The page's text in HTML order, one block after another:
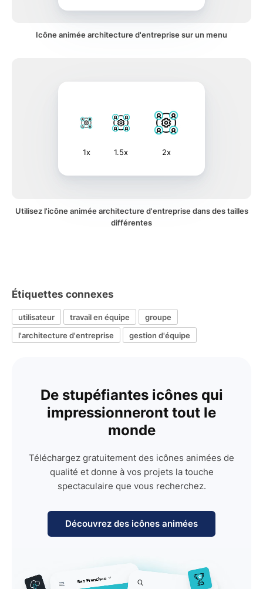
Icône animée architecture d'entreprise sur un menu
1x 1.5x 2x
Utilisez l'icône animée architecture d'entreprise dans des tailles
différentes
Étiquettes connexes
utilisateur travail en équipe
groupe
l'architecture d'entreprise
gestion d'équipe
De stupéfiantes icônes qui
impressionneront tout le
monde
Téléchargez gratuitement des icônes animées de
qualité et donne à vos projets la touche
spectaculaire que vous recherchez.
Découvrez des icônes animées